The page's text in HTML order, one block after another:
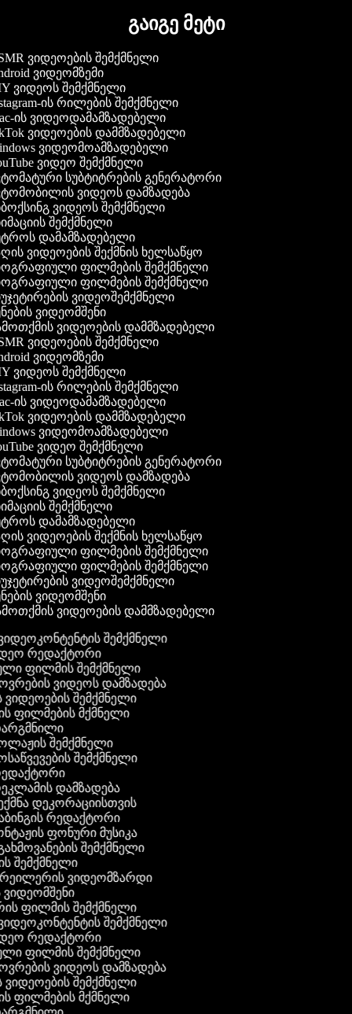
გაიგე მეტი
ვიდეოების შემქმნელი
ვიდეომზემი
ვიდეოს შემქმნელი
ის რილების შემქმნელი
ის ვიდეოდამამზადებელი
ვიდეოების დამმზადებელი
ვიდეომოამზადებელი
ვიდეო შემქმნელი
სუბტიტრების გენერატორი
ვიდეოს დამზადება
ვიდეოს შემქმნელი
შემქმნელი
დამამზადებელი
ვიდეოების შექმნის ხელსაწყო
ფილმების შემქმნელი
ფილმების შემქმნელი
ვიდეოშემქმნელი
ვიდეომშენი
ვიდეოების დამმზადებელი
ვიდეოების შემქმნელი
ვიდეომზემი
ვიდეოს შემქმნელი
ის რილების შემქმნელი
ის ვიდეოდამამზადებელი
ვიდეოების დამმზადებელი
ვიდეომოამზადებელი
ვიდეო შემქმნელი
სუბტიტრების გენერატორი
ვიდეოს დამზადება
ვიდეოს შემქმნელი
შემქმნელი
დამამზადებელი
ვიდეოების შექმნის ხელსაწყო
ფილმების შემქმნელი
ფილმების შემქმნელი
ვიდეოშემქმნელი
ვიდეომშენი
ვიდეოების დამმზადებელი
ვიდეოკონტენტის შემქმნელი
რედაქტორი
ფილმის შემქმნელი
ვიდეოს დამზადება
ვიდეოების შემქმნელი
ფილმების მქმნელი
შემქმნელი
შემქმნელი
დამზადება
დეკორაციისთვის
რედაქტორი
ფონური მუსიკა
შემქმნელი
შემქმნელი
ვიდეომზარდი
ვიდეომშენი
ფილმის შემქმნელი
ვიდეოკონტენტის შემქმნელი
რედაქტორი
ფილმის შემქმნელი
ვიდეოს დამზადება
ვიდეოების შემქმნელი
ფილმების მქმნელი